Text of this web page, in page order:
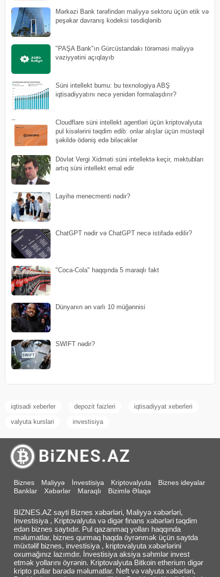
Mərkəzi Bank tərəfindən maliyyə sektoru üçün etik və
peşəkar davranış kodeksi təsdiqlənib
"PAŞA Bank"ın Gürcüstandakı törəməsi maliyyə
vəziyyətini açıqlayıb
Süni intellekt bumu: bu texnologiya ABŞ
iqtisadiyyatını necə yenidən formalaşdırır?
Cloudflare süni intellekt agentləri üçün kriptovalyuta
pul kisələrini təqdim edib: onlar alışlar üçün müstəqil
şəkildə ödəniş edə biləcəklər
Dövlət Vergi Xidməti süni intellektə keçir, məktubları
artıq süni intellekt emal edir
Layihə menecmenti nədir?
ChatGPT nədir və ChatGPT necə istifadə edilir?
"Coca-Cola" haqqında 5 maraqlı fakt
Dünyanın ən varlı 10 müğənnisi
SWIFT nədir?
iqtisadi xeberler depozit faizleri iqtisadiyyat xeberleri
valyuta kurslari investisiya
Biznes Maliyyə İnvestisiya Kriptovalyuta
Biznes ideyalar
Banklar
Xəbərlər Maraqlı Bizimlə Əlaqə
BIZNES.AZ sayti Biznes xəbərləri, Maliyyə xəbərləri,
İnvestisiya , Kriptovalyuta və digər finans xəbərləri təqdim
edən biznes saytıdır. Pul qazanmaq yolları haqqında
məlumatlar, biznes qurmaq haqda öyrənmək üçün saytda
müxtəlif biznes, investisiya , kriptovalyuta xəbərlərini
oxumağınız lazımdır. İnvestisiya aksiya səhmlər invest
etmək yollarını öyrənin. Kriptovalyuta Bitkoin etherium digər
kripto pullar barədə məlumatlar. Neft və valyuta xəbərləri,